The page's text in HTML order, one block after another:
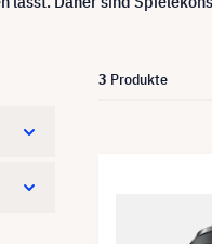
3 Produkte